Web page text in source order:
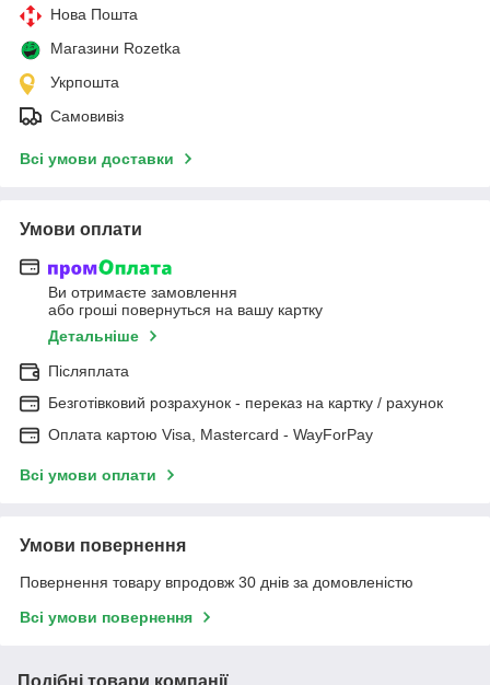
Нова Пошта
Магазини Rozetka
Укрпошта
Самовивіз
Всі умови доставки
Умови оплати
Ви отримаєте замовлення
або гроші повернуться на вашу картку
Детальніше
Післяплата
Безготівковий розрахунок - переказ на картку / рахунок
Оплата картою Visa, Mastercard - WayForPay
Всі умови оплати
Умови повернення
Повернення товару впродовж 30 днів за домовленістю
Всі умови повернення